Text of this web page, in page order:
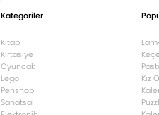
Kategoriler
Kitap
Kırtasiye
Oyuncak
Lego
Penshop
Sanatsal
Kız